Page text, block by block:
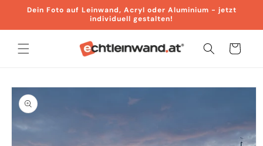
Direkt zumDein Foto auf Leinwand, Acryl oder Aluminium - jetzt
individuell gestalten!
Warenkorb